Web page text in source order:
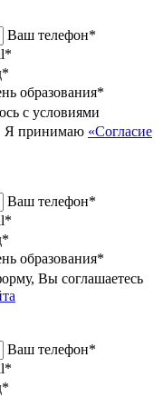
Ваш телефон*
*
*
образования*
с условиями
Я принимаю «Согласие
Ваш телефон*
*
*
образования*
Вы соглашаетесь
Ваш телефон*
*
*